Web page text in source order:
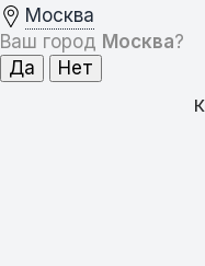
Москва
Ваш город Москва?